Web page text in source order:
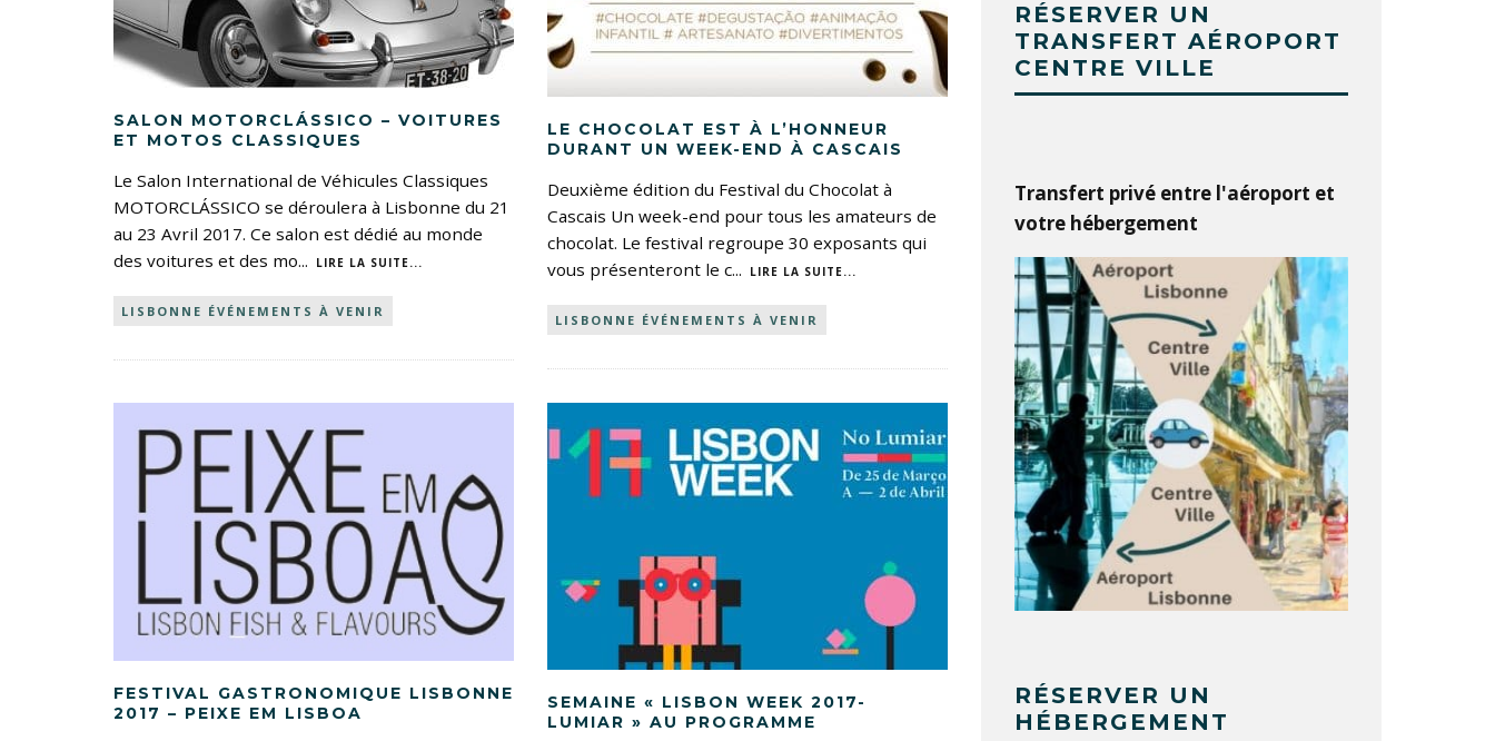
SALON MOTORCLÁSSICO – VOITURES
ET MOTOS CLASSIQUES
Le Salon International de Véhicules Classiques
MOTORCLÁSSICO se déroulera à Lisbonne du 21
au 23 Avril 2017. Ce salon est dédié au monde
des voitures et des mo... LIRE LA SUITE...
LISBONNE ÉVÉNEMENTS À VENIR
LE CHOCOLAT EST À L’HONNEUR
DURANT UN WEEK-END À CASCAIS
Deuxième édition du Festival du Chocolat à
Cascais Un week-end pour tous les amateurs de
chocolat. Le festival regroupe 30 exposants qui
vous présenteront le c... LIRE LA SUITE...
LISBONNE ÉVÉNEMENTS À VENIR
FESTIVAL GASTRONOMIQUE LISBONNE
2017 – PEIXE EM LISBOA
SEMAINE « LISBON WEEK 2017-
LUMIAR » AU PROGRAMME
RÉSERVER UN
TRANSFERT AÉROPORT
CENTRE VILLE
Transfert privé entre l'aéroport et
votre hébergement
RÉSERVER UN
HÉBERGEMENT